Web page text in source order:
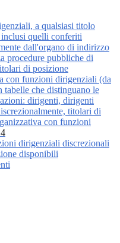
a qualsiasi titolo
quelli conferiti
dall'organo di indirizzo
procedure pubbliche di
di posizione
con funzioni dirigenziali (da
tabelle che distinguano le
dirigenti, dirigenti
titolari di
con funzioni
4
dirigenziali discrezionali
disponibili